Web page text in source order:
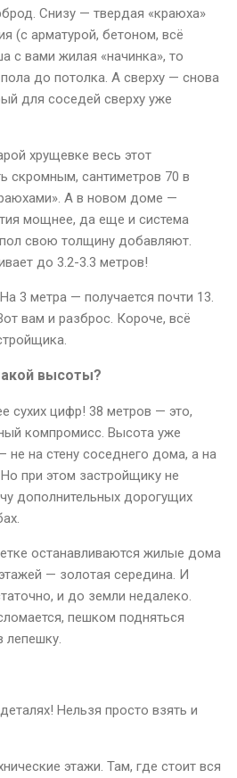
Снизу — твердая «краюха»
(с арматурой, бетоном, всё
с вами жилая «начинка», то
до потолка. А сверху — снова
для соседей сверху уже
хрущевке весь этот
скромным, сантиметров 70 в
А в новом доме —
мощнее, да еще и система
свою толщину добавляют.
до 3.2-3.3 метров!
3 метра — получается почти 13.
вам и разброс. Короче, всё
высоты?
сухих цифр! 38 метров — это,
компромисс. Высота уже
не на стену соседнего дома, а на
при этом застройщику не
дополнительных дорогущих
останавливаются жилые дома
— золотая середина. И
и до земли недалеко.
пешком подняться
Нельзя просто взять и
этажи. Там, где стоит вся